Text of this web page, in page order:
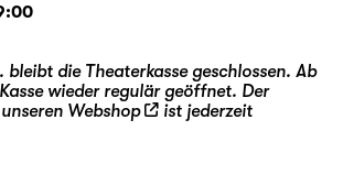
bleibt die Theaterkasse geschlossen. Ab
wieder regulär geöffnet. Der
Webshop
ist jederzeit